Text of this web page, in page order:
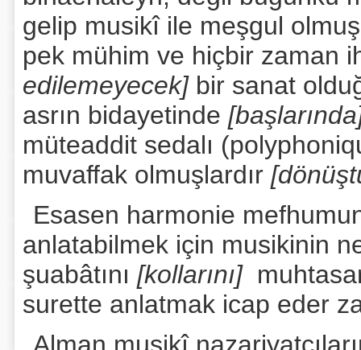
gelip musikî ile meşgul
pek mühim ve hiçbir zaman
edilemeyecek] bir sanat
asrın bidayetinde
müteaddit sedalı
muvaffak olmuşlardır
Esasen harmonie
anlatabilmek için musikinin
şuabâtını [kollarını]
surette anlatmak icap eder